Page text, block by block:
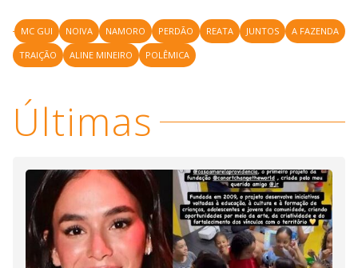
MC GUI NOIVA NAMORO PERDÃO REATA JUNTOS
A FAZENDA
TRAIÇÃO
ALINE MINEIRO POLÊMICA
Últimas